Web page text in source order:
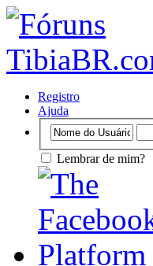
Registro
Ajuda
Lembrar de mim?